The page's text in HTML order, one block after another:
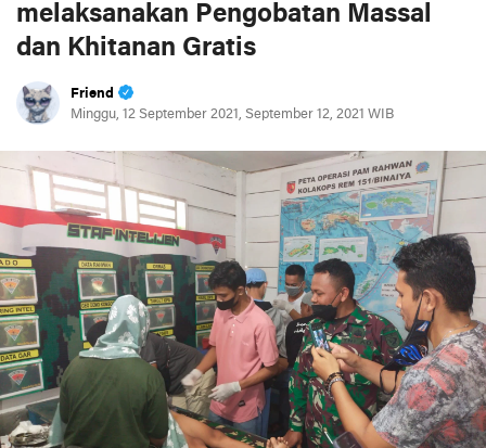
melaksanakan Pengobatan Massal
dan Khitanan Gratis
Friend
Minggu, 12 September 2021, September 12, 2021 WIB